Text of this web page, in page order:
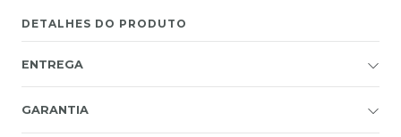
DETALHES DO PRODUTO
ENTREGA
GARANTIA